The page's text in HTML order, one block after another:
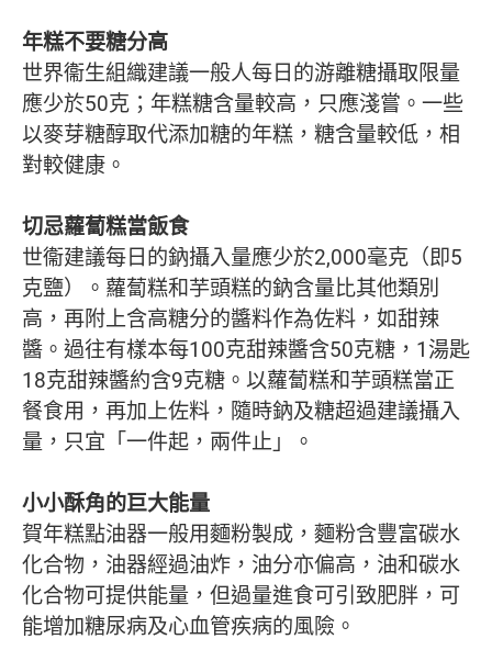
年糕不要糖分高
世界衞生組織建議一般人每日的游離糖攝取限量
應少於50克；年糕糖含量較高，只應淺嘗。一些
以麥芽糖醇取代添加糖的年糕，糖含量較低，相
對較健康。
切忌蘿蔔糕當飯食
世衞建議每日的鈉攝入量應少於2,000毫克（即5
克鹽）。蘿蔔糕和芋頭糕的鈉含量比其他類別
高，再附上含高糖分的醬料作為佐料，如甜辣
醬。過往有樣本每100克甜辣醬含50克糖，1湯匙
18克甜辣醬約含9克糖。以蘿蔔糕和芋頭糕當正
餐食用，再加上佐料，隨時鈉及糖超過建議攝入
量，只宜「一件起，兩件止」。
小小酥角的巨大能量
賀年糕點油器一般用麵粉製成，麵粉含豐富碳水
化合物，油器經過油炸，油分亦偏高，油和碳水
化合物可提供能量，但過量進食可引致肥胖，可
能增加糖尿病及心血管疾病的風險。